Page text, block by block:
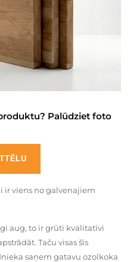
Palūdziet foto
ir viens no galvenajiem
aug, to ir grūti kvalitatīvi
Taču visas šīs
saņem gatavu ozolkoka